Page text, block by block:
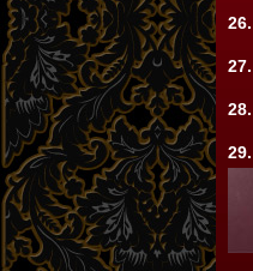
26.
27.
28.
29.